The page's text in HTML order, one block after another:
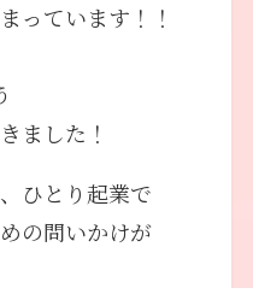
っています！！
ました！
ひとり起業で
の問いかけが